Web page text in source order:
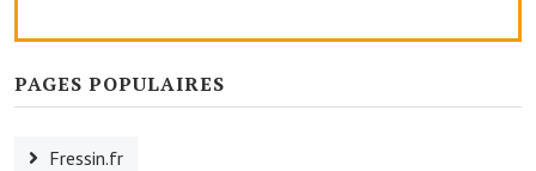
Le sport au foyer rural
Les foulées Fressinoises
PAGES POPULAIRES
Fressin.fr